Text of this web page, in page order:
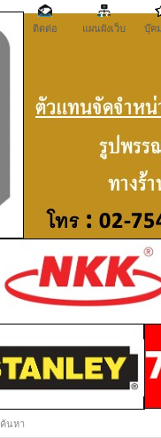
ติดต่อ แผนผังเว็บ บุ๊ค
ค้นหา